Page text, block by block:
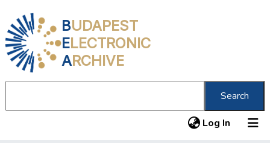
BUDAPEST
ELECTRONIC
ARCHIVE
Search
Log In (current)